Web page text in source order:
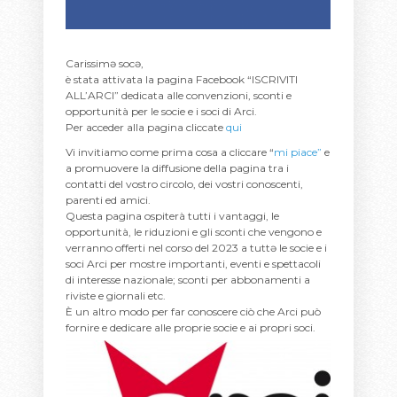
Carissimə socə,
è stata attivata la pagina Facebook “ISCRIVITI
ALL’ARCI” dedicata alle convenzioni, sconti e
opportunità per le socie e i soci di Arci.
Per acceder alla pagina cliccate qui
Vi invitiamo come prima cosa a cliccare “mi piace” e
a promuovere la diffusione della pagina tra i
contatti del vostro circolo, dei vostri conoscenti,
parenti ed amici.
Questa pagina ospiterà tutti i vantaggi, le
opportunità, le riduzioni e gli sconti che vengono e
verranno offerti nel corso del 2023 a tuttə le socie e i
soci Arci per mostre importanti, eventi e spettacoli
di interesse nazionale; sconti per abbonamenti a
riviste e giornali etc.
È un altro modo per far conoscere ciò che Arci può
fornire e dedicare alle proprie socie e ai propri soci.